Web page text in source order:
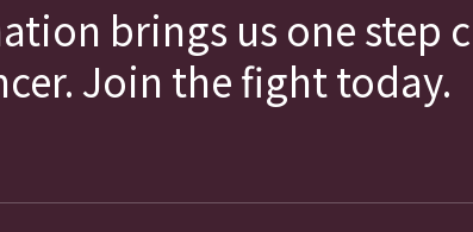
brings us one
Join the fight today.